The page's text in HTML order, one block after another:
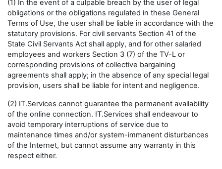
(1) In the event of a culpable breach by the user of legal
obligations or the obligations regulated in these General
Terms of Use, the user shall be liable in accordance with the
statutory provisions. For civil servants Section 41 of the
State Civil Servants Act shall apply, and for other salaried
employees and workers Section 3 (7) of the TV-L or
corresponding provisions of collective bargaining
agreements shall apply; in the absence of any special legal
provision, users shall be liable for intent and negligence.
(2) IT.Services cannot guarantee the permanent availability
of the online connection. IT.Services shall endeavour to
avoid temporary interruptions of service due to
maintenance times and/or system-immanent disturbances
of the Internet, but cannot assume any warranty in this
respect either.